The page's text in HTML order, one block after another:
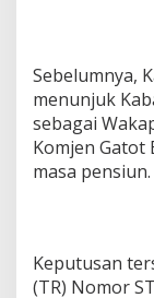
Sebelumnya,
menunjuk
sebagai
Komjen Gatot
masa pensiun.
Keputusan
(TR) Nomor